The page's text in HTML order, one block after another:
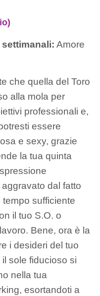
Amore
che quella del Toro
alla mola per
professionali e,
essere
e sexy, grazie
la tua quinta
dal fatto
sufficiente
il tuo S.O. o
Bene, ora è la
i desideri del tuo
sole fiducioso si
nella tua
esortandoti a